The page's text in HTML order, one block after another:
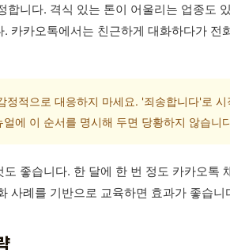
합니다. 격식 있는 톤이 어울리는 업종도
카카오톡에서는 친근하게 대화하다가 전
정적으로 대응하지 마세요. '죄송합니다'로
에 이 순서를 명시해 두면 당황하지 않습니
좋습니다. 한 달에 한 번 정도 카카오톡
사례를 기반으로 교육하면 효과가 좋습니